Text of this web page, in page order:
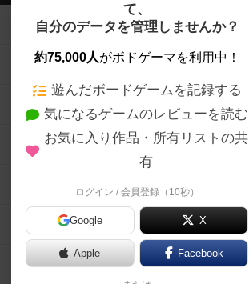
て、
自分のデータを管理しませんか？
約75,000人がボドゲーマを利用中！
遊んだボードゲームを記録する
気になるゲームのレビューを読む
お気に入り作品・所有リストの共
有
ログイン / 会員登録（10秒）
Google X
Apple Facebook
ボードゲームを検索する
ボードゲームの新着レビュー
ボードゲーム会情報
メカニクス特集
掲示板・トピックス
ボドとも・会員一覧
ボードゲーム業界コラム